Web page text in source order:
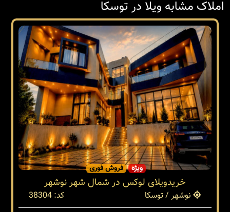
املاک مشابه ویلا در توسکا
ویژه فروش فوری
خریدویلای لوکس در شمال شهر نوشهر
نوشهر / توسکا
کد: 38304